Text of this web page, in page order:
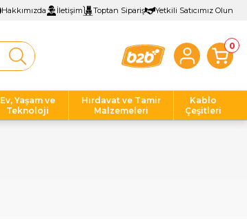
Hakkımızda İletişim Toptan Sipariş Yetkili Satıcımız Olun
0
Ev, Yaşam ve
Teknoloji
Hırdavat ve Tamir
Malzemeleri
Kablo
Çeşitleri